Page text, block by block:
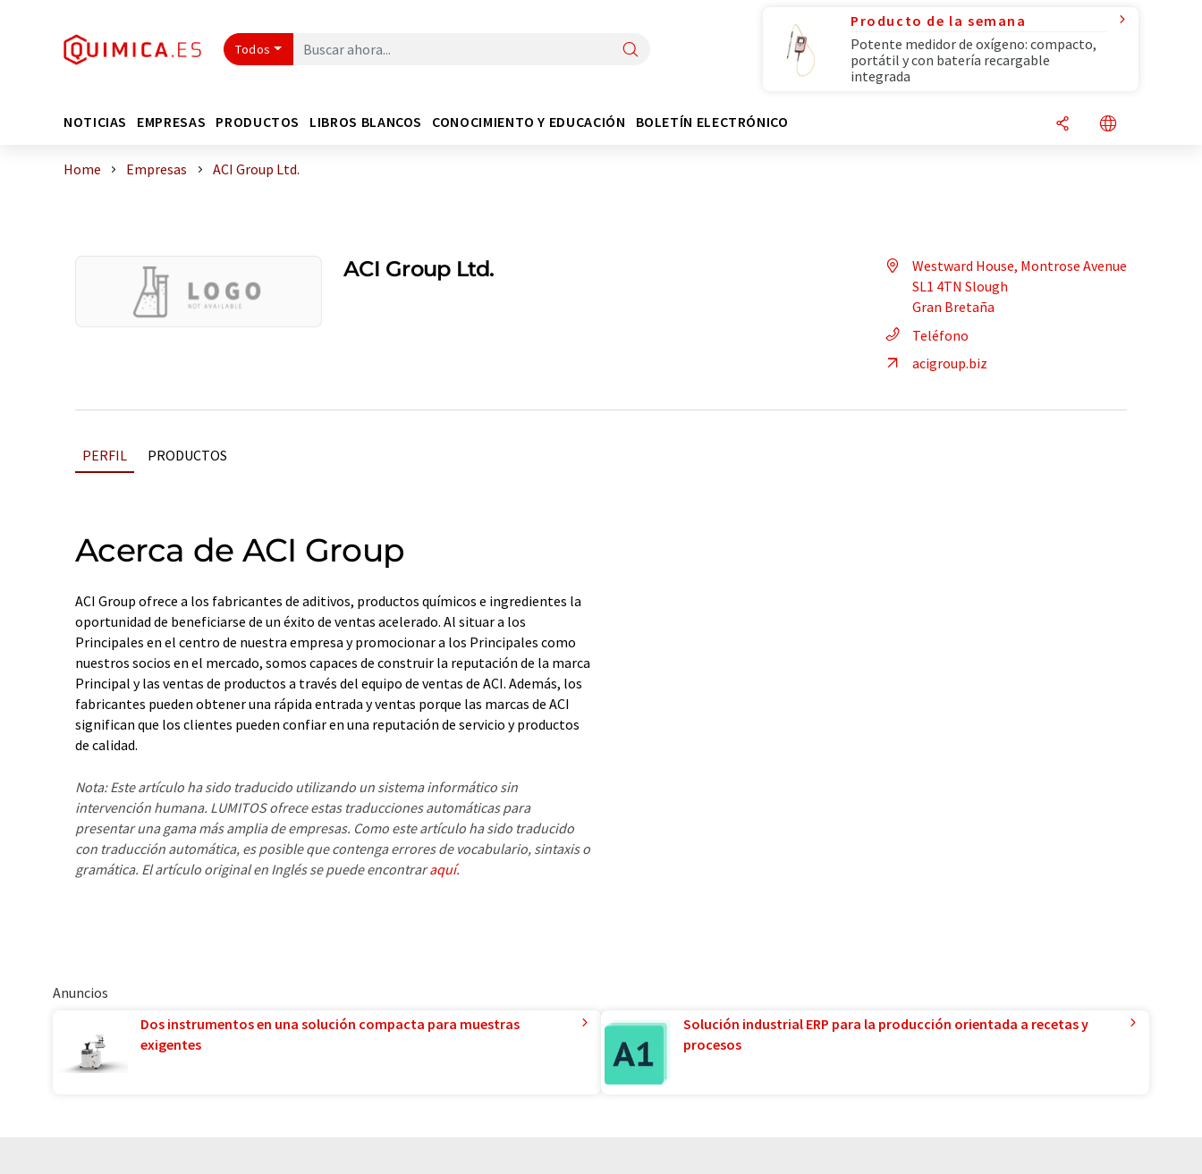
Todos
Producto de la semana
Potente medidor de oxígeno: compacto,
portátil y con batería recargable
integrada
NOTICIAS EMPRESAS PRODUCTOS LIBROS BLANCOS CONOCIMIENTO Y EDUCACIÓN BOLETÍN ELECTRÓNICO
Home Empresas ACI Group Ltd.
ACI Group Ltd.
Westward House, Montrose Avenue
SL1 4TN Slough
Gran Bretaña
Teléfono
acigroup.biz
PERFIL PRODUCTOS
Acerca de ACI Group
ACI Group ofrece a los fabricantes de aditivos, productos químicos e ingredientes la
oportunidad de beneficiarse de un éxito de ventas acelerado. Al situar a los
Principales en el centro de nuestra empresa y promocionar a los Principales como
nuestros socios en el mercado, somos capaces de construir la reputación de la marca
Principal y las ventas de productos a través del equipo de ventas de ACI. Además, los
fabricantes pueden obtener una rápida entrada y ventas porque las marcas de ACI
significan que los clientes pueden confiar en una reputación de servicio y productos
de calidad.
Nota: Este artículo ha sido traducido utilizando un sistema informático sin
intervención humana. LUMITOS ofrece estas traducciones automáticas para
presentar una gama más amplia de empresas. Como este artículo ha sido traducido
con traducción automática, es posible que contenga errores de vocabulario, sintaxis o
gramática. El artículo original en Inglés se puede encontraraquí.
Anuncios
Dos instrumentos en una solución compacta para muestras
exigentes
Solución industrial ERP para la producción orientada a recetas y
procesos